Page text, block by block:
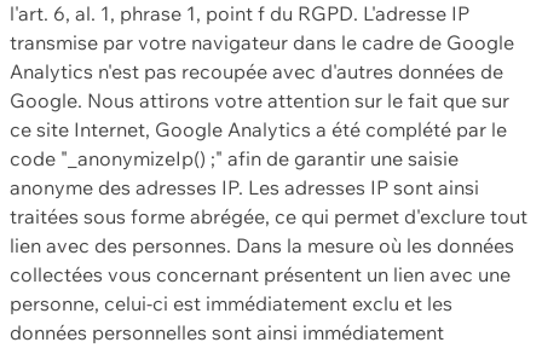
l'art. 6, al. 1, phrase 1, point f du RGPD. L'adresse IP
transmise par votre navigateur dans le cadre de Google
Analytics n'est pas recoupée avec d'autres données de
Google. Nous attirons votre attention sur le fait que sur
ce site Internet, Google Analytics a été complété par le
code "_anonymizeIp() ;" afin de garantir une saisie
anonyme des adresses IP. Les adresses IP sont ainsi
traitées sous forme abrégée, ce qui permet d'exclure tout
lien avec des personnes. Dans la mesure où les données
collectées vous concernant présentent un lien avec une
personne, celui-ci est immédiatement exclu et les
données personnelles sont ainsi immédiatement